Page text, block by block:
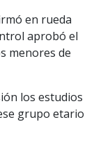
en rueda
aprobó el
menores de
los estudios
grupo etario